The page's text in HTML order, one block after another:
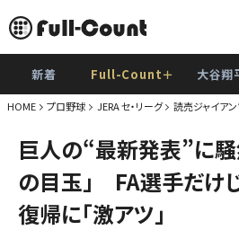
新着 Full-Count＋ 大谷翔
HOME プロ野球 JERA セ・リーグ 読売ジャイアン
巨人の“最新発表”に騒
の目玉」 FA選手だけ
復帰に「激アツ」